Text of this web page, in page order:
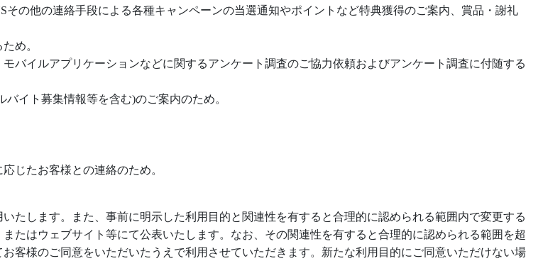
その他の連絡手段による各種キャンペーンの当選通知やポイントなど特典獲得のご案内、賞品・謝礼
め。
バイルアプリケーションなどに関するアンケート調査のご協力依頼およびアンケート調査に付随する
バイト募集情報等を含む)のご案内のため。
じたお客様との連絡のため。
たします。また、事前に明示した利用目的と関連性を有すると合理的に認められる範囲内で変更する
たはウェブサイト等にて公表いたします。なお、その関連性を有すると合理的に認められる範囲を超
客様のご同意をいただいたうえで利用させていただきます。新たな利用目的にご同意いただけない場